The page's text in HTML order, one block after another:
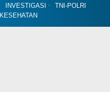
INVESTIGASI
TNI-POLRI
KESEHATAN